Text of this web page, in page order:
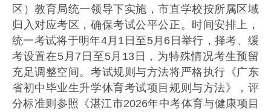
区）教育局统一领导下实施，市直学校按所属区域
归入对应考区，确保考试公平公正。时间安排上，
统一考试将于明年4月1日至5月6日举行，择考、缓
考设置在5月7日至5月13日，为特殊情况考生预留
充足调整空间。考试规则与方法将严格执行《广东
省初中毕业生升学体育考试项目规则与方法》，评
分标准则参照《湛江市2026年中考体育与健康项目